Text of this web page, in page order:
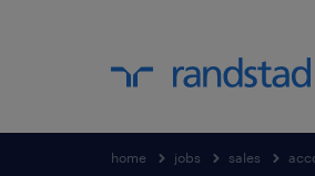
home jobs sales